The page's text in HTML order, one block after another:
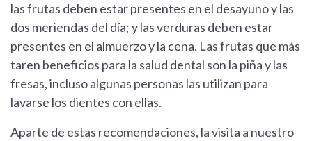
las frutas deben estar presentes en el desayuno y las
dos meriendas del día; y las verduras deben estar
presentes en el almuerzo y la cena. Las frutas que más
taren beneficios para la salud dental son la piña y las
fresas, incluso algunas personas las utilizan para
lavarse los dientes con ellas.
Aparte de estas recomendaciones, la visita a nuestro